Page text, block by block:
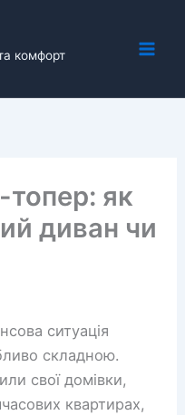
комфорт
як
диван чи
ситуація
складною.
свої домівки,
квартирах,